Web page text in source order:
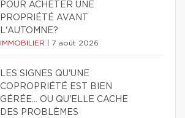
POUR ACHETER UNE
PROPRIÉTÉ AVANT
L'AUTOMNE?
IMMOBILIER 7 août 2026
LES SIGNES QU'UNE
COPROPRIÉTÉ EST BIEN
GÉRÉE… OU QU'ELLE CACHE
DES PROBLÈMES